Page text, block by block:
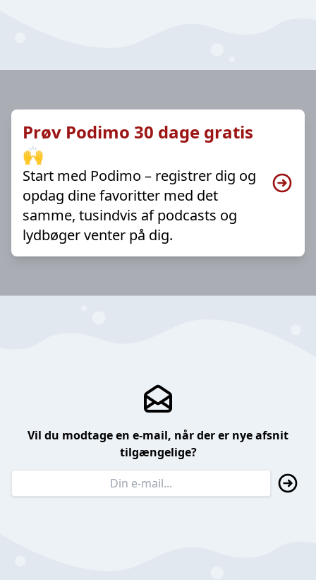
Prøv Podimo 30 dage gratis
🙌
Start med Podimo – registrer dig og
opdag dine favoritter med det
samme, tusindvis af podcasts og
lydbøger venter på dig.
Vil du modtage en e-mail, når der er nye afsnit
tilgængelige?